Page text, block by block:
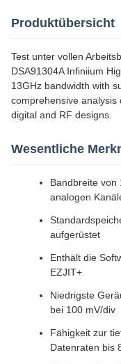
Produktübersicht
Test unter vollen
DSA91304A Infiniium
13GHz bandwidth with
comprehensive
digital and RF designs.
Wesentliche
Bandbreite von
analogen
aufgerüstet
Enthält die
EZJIT+
Niedrigste
bei 100 mV/div
Fähigkeit zur
Datenraten bis